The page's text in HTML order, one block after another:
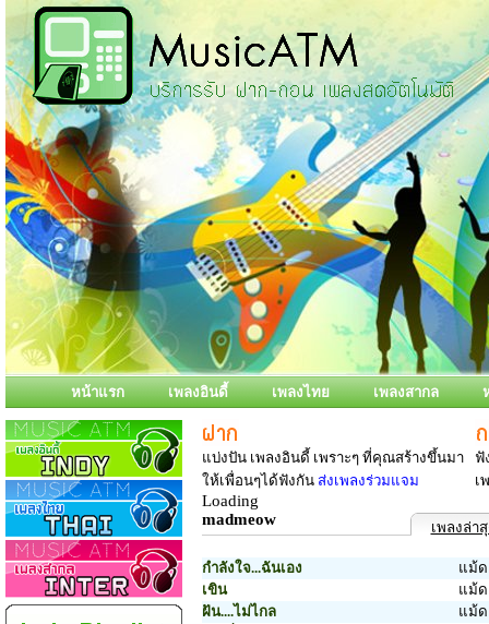
หน้าแรก เพลงอินดี้ เพลงไทย เพลงสากล
แบ่งปัน เพลงอินดี้ เพราะๆ ที่คุณสร้างขึ้นมา
ให้เพื่อนๆได้ฟังกัน ส่งเพลงร่วมแจม
ฟั
เ
Loading
madmeow
เพลงล่า
กำลังใจ...ฉันเอง
แม้ด
เขิน
แม้ด
ฝัน....ไม่ไกล
แม้ด